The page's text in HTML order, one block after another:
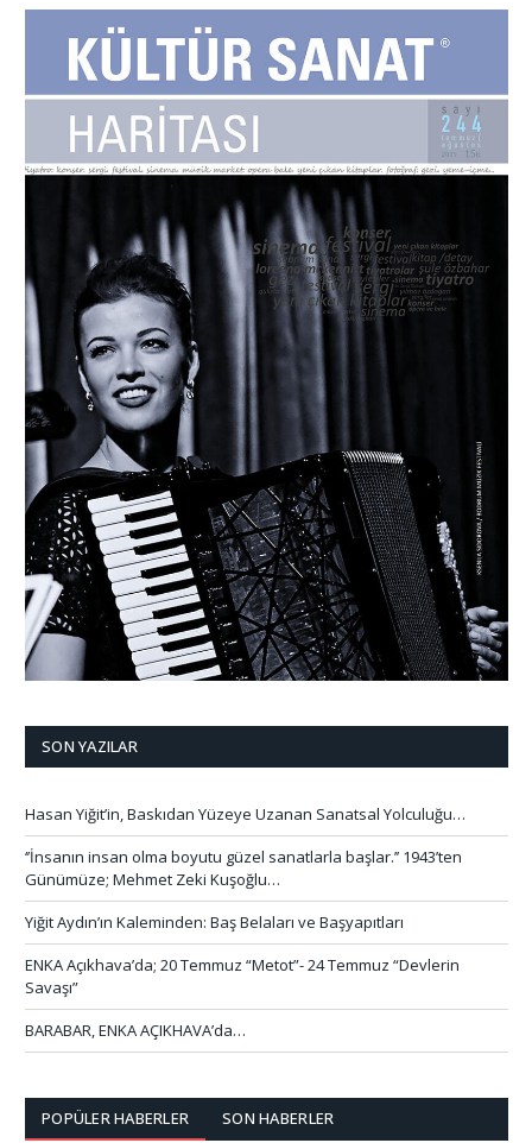
SON YAZILAR
Hasan Yiğit’in, Baskıdan Yüzeye Uzanan Sanatsal Yolculuğu…
‘’İnsanın insan olma boyutu güzel sanatlarla başlar.’’ 1943’ten
Günümüze; Mehmet Zeki Kuşoğlu…
Yiğit Aydın’ın Kaleminden: Baş Belaları ve Başyapıtları
ENKA Açıkhava’da; 20 Temmuz “Metot”- 24 Temmuz “Devlerin
Savaşı”
BARABAR, ENKA AÇIKHAVA’da…
POPÜLER HABERLER SON HABERLER